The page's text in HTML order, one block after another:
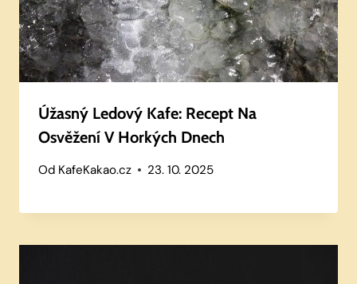
Úžasný Ledový Kafe: Recept Na
Osvěžení V Horkých Dnech
Od KafeKakao.cz 23. 10. 2025